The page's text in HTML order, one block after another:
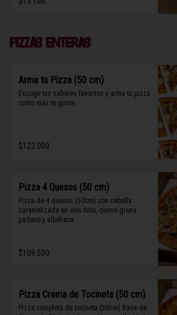
Pizzas enteras
Arma tu Pizza (50 cm)
Escoge tus sabores favoritos y arma tu pizza
como más te guste.
secos y maní.
$122.000
Pizza 4 Quesos (50 cm)
Pizza de 4 quesos (50cm) con cebolla
caramelizada en vino tinto, queso grana
padano y albahaca.
$109.500
Pizza Crema de Tocineta (50 cm)
Pizza completa de tocineta (50cm) Base de